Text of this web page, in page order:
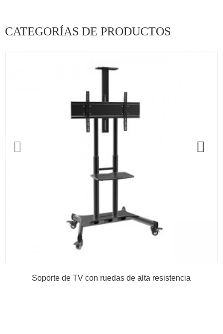
CATEGORÍAS DE PRODUCTOS
Soporte de TV con ruedas de alta resistencia